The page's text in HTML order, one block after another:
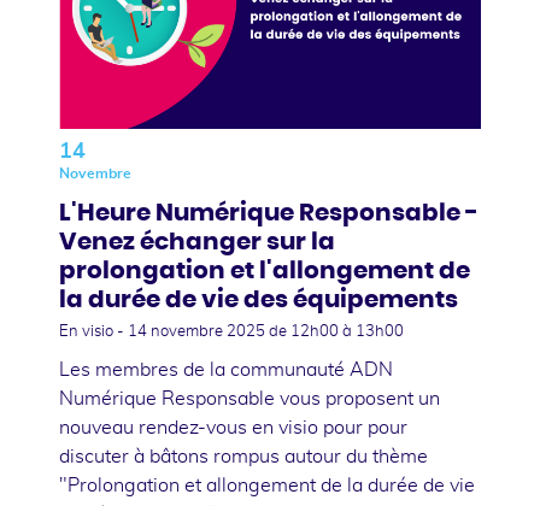
14
Novembre
L'Heure Numérique Responsable -
Venez échanger sur la
prolongation et l'allongement de
la durée de vie des équipements
En visio - 14 novembre 2025 de 12h00 à 13h00
Les membres de la communauté ADN
Numérique Responsable vous proposent un
nouveau rendez-vous en visio pour pour
discuter à bâtons rompus autour du thème
"Prolongation et allongement de la durée de vie